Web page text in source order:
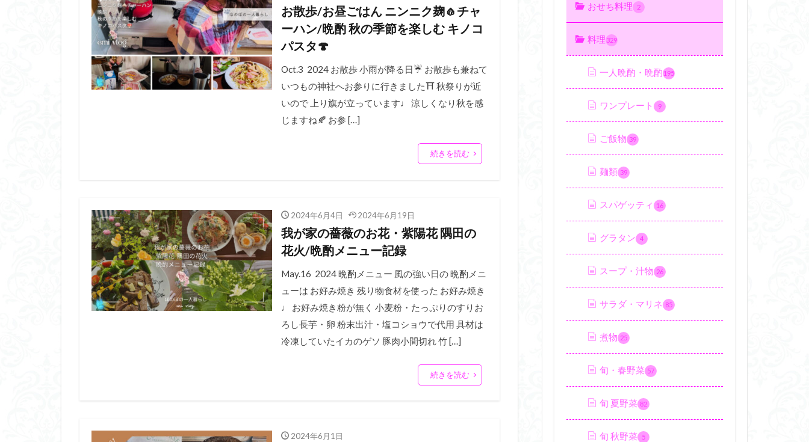
お散歩/お昼ごはん ニンニク麹🧄チャ
ーハン/晩酌 秋の季節を楽しむ キノコ
パスタ🍄
Oct.3 2024 お散歩 小雨が降る日☔️ お散歩も兼ねて
いつもの神社へお参りに行きました⛩️ 秋祭りが近
いので 上り旗が立っています♩ 涼しくなり秋を感
じますね🍂 お参 […]
続きを読む
2024年6月4日 2024年6月19日
我が家の薔薇のお花・紫陽花 隅田の
花火/晩酌メニュー記録
May.16 2024 晩酌メニュー 風の強い日の 晩酌メニ
ューは お好み焼き 残り物食材を使った お好み焼き
♩ お好み焼き粉が無く 小麦粉・たっぷりのすりお
ろし長芋・卵 粉末出汁・塩コショウで代用 具材は
冷凍していたイカのゲソ 豚肉小間切れ 竹 […]
続きを読む
2024年6月1日
おせち料理 2
料理329
一人晩酌・晩酌195
ワンプレート 9
ご飯物 39
麺類 39
スパゲッティ 16
グラタン 4
スープ・汁物 26
サラダ・マリネ 85
煮物 25
旬・春野菜 57
旬 夏野菜 82
旬 秋野菜 5